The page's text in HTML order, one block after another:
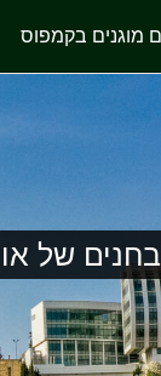
מוגנים בקמפוס
של